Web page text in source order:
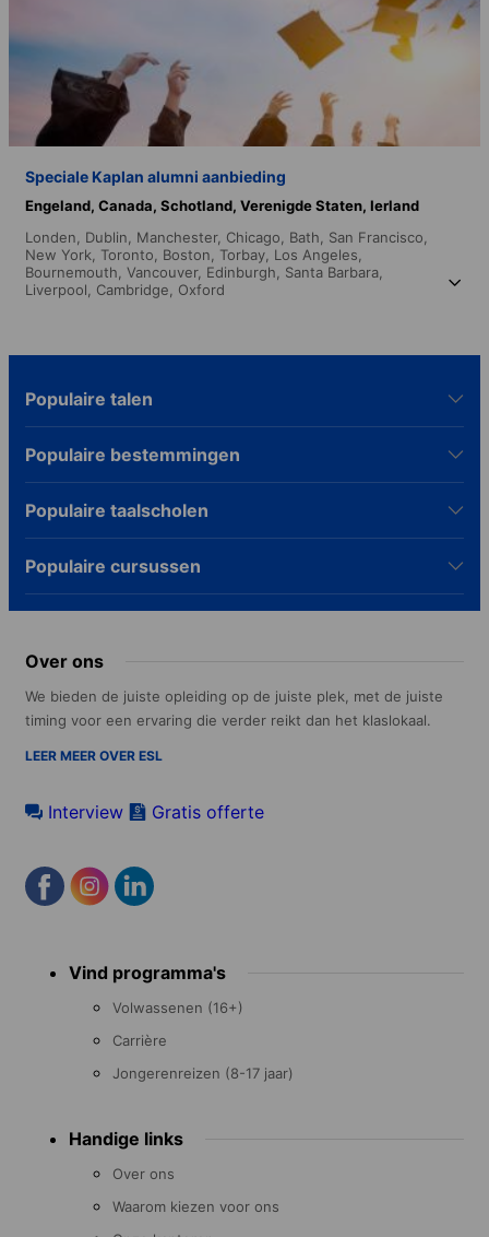
Speciale Kaplan alumni aanbieding
Engeland, Canada, Schotland, Verenigde Staten, Ierland
Londen, Dublin, Manchester, Chicago, Bath, San Francisco,
New York, Toronto, Boston, Torbay, Los Angeles,
Bournemouth, Vancouver, Edinburgh, Santa Barbara,
Liverpool, Cambridge, Oxford
Populaire talen
Populaire bestemmingen
Populaire taalscholen
Populaire cursussen
Over ons
We bieden de juiste opleiding op de juiste plek, met de juiste
timing voor een ervaring die verder reikt dan het klaslokaal.
LEER MEER OVER ESL
Interview Gratis offerte
menu Vind programma's
Volwassenen (16+)
Carrière
Jongerenreizen (8-17 jaar)
Handige links
Over ons
Waarom kiezen voor ons